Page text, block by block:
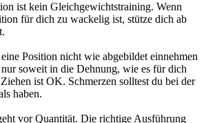
ist kein Gleichgewichtstraining. Wenn
für dich zu wackelig ist, stütze dich ab
Position nicht wie abgebildet einnehmen
nur soweit in die Dehnung, wie es für dich
ist OK. Schmerzen solltest du bei der
haben.
vor Quantität. Die richtige Ausführung